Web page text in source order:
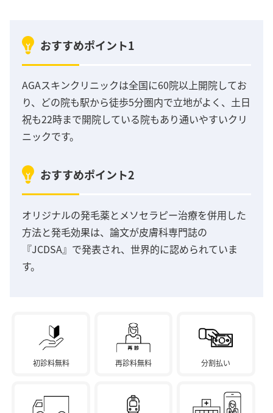
おすすめポイント1
AGAスキンクリニックは全国に60院以上開院してお
り、どの院も駅から徒歩5分圏内で立地がよく、土日
祝も22時まで開院している院もあり通いやすいクリ
ニックです。
おすすめポイント2
オリジナルの発毛薬とメソセラピー治療を併用した
方法と発毛効果は、論文が皮膚科専門誌の
『JCDSA』で発表され、世界的に認められていま
す。
初診料無料 再診料無料 分割払い